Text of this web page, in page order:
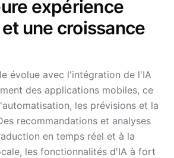
expérience
une croissance
évolue avec l'intégration de l'IA
des applications mobiles, ce
les prévisions et la
recommandations et analyses
en temps réel et à la
les fonctionnalités d'IA à fort